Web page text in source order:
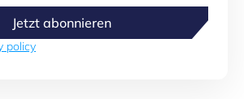
Jetzt abonnieren
policy